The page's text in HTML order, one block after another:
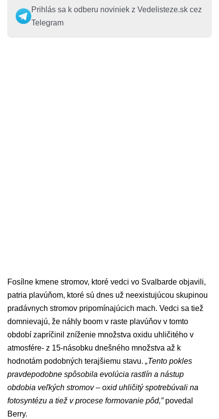
Prihlás sa k odberu noviniek z Vedelisteze.sk cez
Telegram
Fosílne kmene stromov, ktoré vedci vo Svalbarde objavili,
patria plavúňom, ktoré sú dnes už neexistujúcou skupinou
pradávnych stromov pripomínajúcich mach. Vedci sa tiež
domnievajú, že náhly boom v raste plavúňov v tomto
období zapríčinil zníženie množstva oxidu uhličitého v
atmosfére- z 15-násobku dnešného množstva až k
hodnotám podobných terajšiemu stavu. „Tento pokles
pravdepodobne spôsobila evolúcia rastlín a nástup
obdobia veľkých stromov – oxid uhličitý spotrebúvali na
fotosyntézu a tiež v procese formovanie pôd,”povedal
Berry.